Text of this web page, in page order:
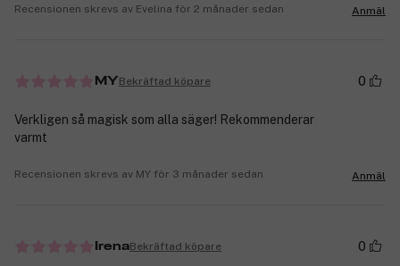
Recensionen skrevs av Evelina för 2 månader sedan Anmäl
MYBekräftad köpare 0
Verkligen så magisk som alla säger! Rekommenderar
varmt
Recensionen skrevs av MY för 3 månader sedan Anmäl
IrenaBekräftad köpare 0